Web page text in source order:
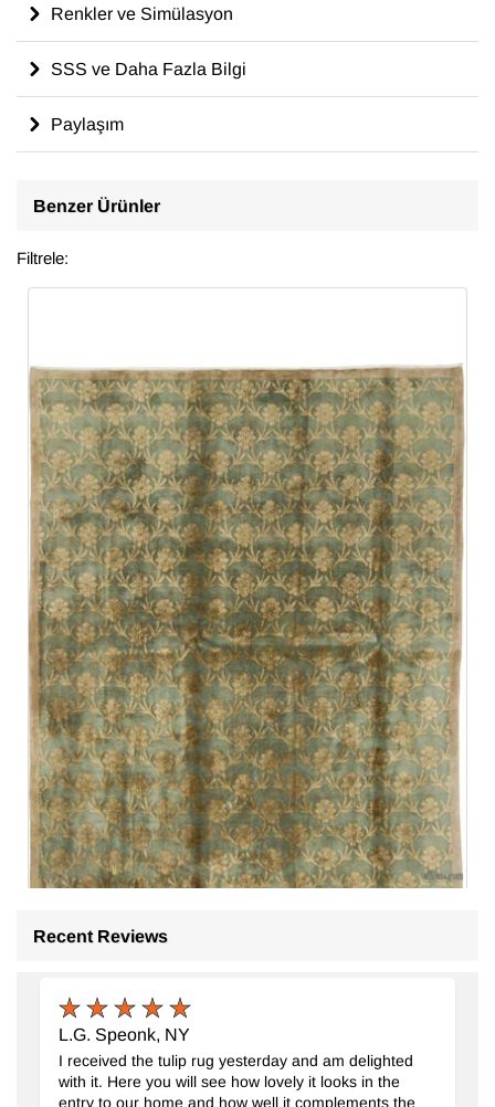
Renkler ve Simülasyon
SSS ve Daha Fazla Bilgi
Paylaşım
Benzer Ürünler
Filtrele:
Yeni El Dokuma Uşak Halısi
238 cm x 303 cm
96.091TL
Recent Reviews
L.G. Speonk, NY
I received the tulip rug yesterday and am delighted
with it. Here you will see how lovely it looks in the
entry to our home and how well it complements the